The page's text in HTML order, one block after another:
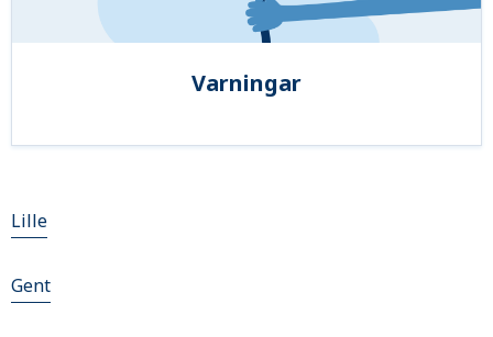
Varningar
Lille
Gent